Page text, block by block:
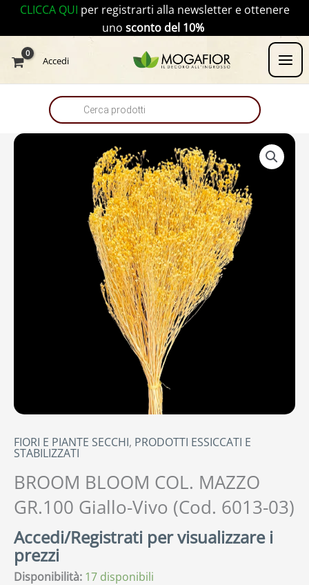
contenuto
CLICCA QUI per registrarti alla newsletter e ottenere
uno sconto del 10%
Accedi
Products
search
FIORI E PIANTE SECCHI, PRODOTTI ESSICCATI E
STABILIZZATI
BROOM BLOOM COL. MAZZO
GR.100 Giallo-Vivo (Cod. 6013-03)
Accedi/Registrati per visualizzare i
prezzi
Disponibilità: 17 disponibili